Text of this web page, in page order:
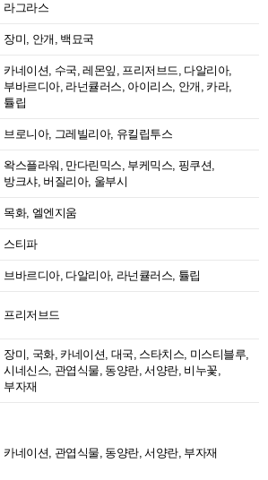
라그라스
장미, 안개, 백묘국
카네이션, 수국, 레몬잎, 프리저브드, 다알리아,
부바르디아, 라넌큘러스, 아이리스, 안개, 카라,
튤립
브로니아, 그레빌리아, 유킬립투스
왁스플라워, 만다린믹스, 부케믹스, 핑쿠션,
방크샤, 버질리아, 울부시
목화, 엘엔지움
스티파
브바르디아, 다알리아, 라넌큘러스, 튤립
프리저브드
장미, 국화, 카네이션, 대국, 스타치스, 미스티블루,
시네신스, 관엽식물, 동양란, 서양란, 비누꽃,
부자재
카네이션, 관엽식물, 동양란, 서양란, 부자재